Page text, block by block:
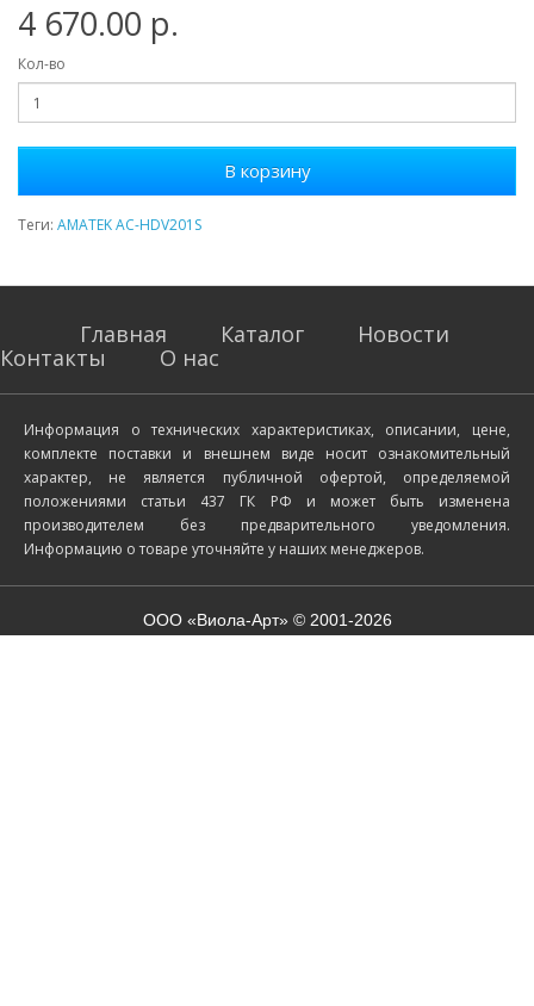
4 670.00 р.
Кол-во
В корзину
Теги: AMATEK AC-HDV201S
Главная Каталог
Новости
Контакты
О нас
Информация о технических характеристиках, описании, цене,
комплекте поставки и внешнем виде носит ознакомительный
характер, не является публичной офертой, определяемой
положениями статьи 437 ГК РФ и может быть изменена
производителем без предварительного уведомления.
Информацию о товаре уточняйте у наших менеджеров.
ООО «Виола-Арт» © 2001-2026